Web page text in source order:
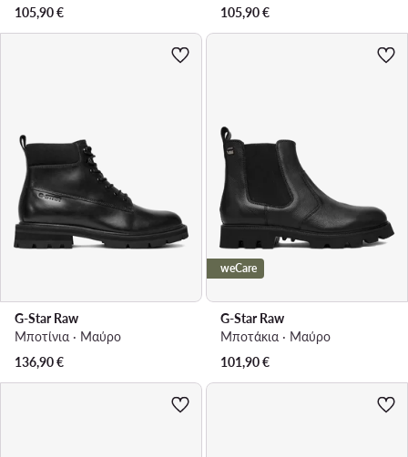
105,90€ 105,90€
G-Star Raw
Μποτίνια · Μαύρο
136,90€
weCare
G-Star Raw
Μποτάκια · Μαύρο
101,90€